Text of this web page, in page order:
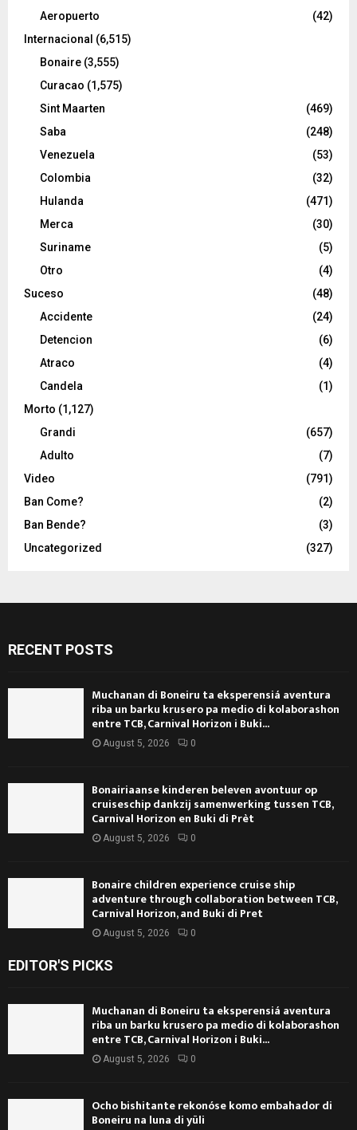
Aeropuerto
(42)
Internacional (6,515)
Bonaire (3,555)
Curacao (1,575)
Sint Maarten
(469)
Saba
(248)
Venezuela
(53)
Colombia
(32)
Hulanda
(471)
Merca
(30)
Suriname
(5)
Otro
(4)
Suceso
(48)
Accidente
(24)
Detencion
(6)
Atraco
(4)
Candela
(1)
Morto (1,127)
Grandi
(657)
Adulto
(7)
Video
(791)
Ban Come?
(2)
Ban Bende?
(3)
Uncategorized
(327)
RECENT POSTS
Muchanan di Boneiru ta eksperensiá aventura
riba un barku krusero pa medio di kolaborashon
entre TCB, Carnival Horizon i Buki...
August 5, 2026 0
Bonairiaanse kinderen beleven avontuur op
cruiseschip dankzij samenwerking tussen TCB,
Carnival Horizon en Buki di Prèt
August 5, 2026 0
Bonaire children experience cruise ship
adventure through collaboration between TCB,
Carnival Horizon, and Buki di Pret
August 5, 2026 0
EDITOR'S PICKS
Muchanan di Boneiru ta eksperensiá aventura
riba un barku krusero pa medio di kolaborashon
entre TCB, Carnival Horizon i Buki...
August 5, 2026 0
Ocho bishitante rekonóse komo embahador di
Boneiru na luna di yüli